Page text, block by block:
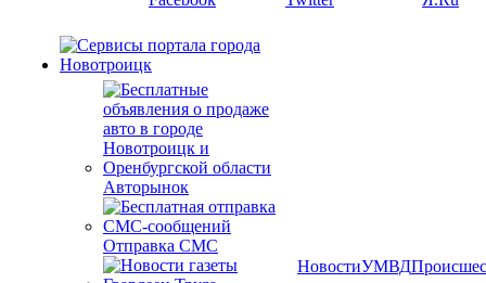
Авторынок
Отправка СМС
НовостиУМВД